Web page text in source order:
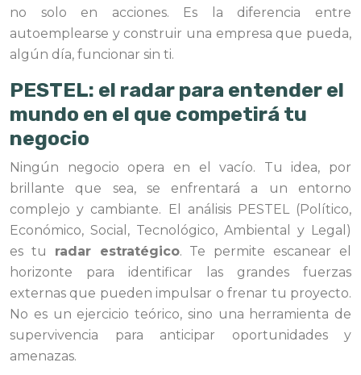
no solo en acciones. Es la diferencia entre
autoemplearse y construir una empresa que pueda,
algún día, funcionar sin ti.
PESTEL: el radar para entender el
mundo en el que competirá tu
negocio
Ningún negocio opera en el vacío. Tu idea, por
brillante que sea, se enfrentará a un entorno
complejo y cambiante. El análisis PESTEL (Político,
Económico, Social, Tecnológico, Ambiental y Legal)
es tu radar estratégico. Te permite escanear el
horizonte para identificar las grandes fuerzas
externas que pueden impulsar o frenar tu proyecto.
No es un ejercicio teórico, sino una herramienta de
supervivencia para anticipar oportunidades y
amenazas.